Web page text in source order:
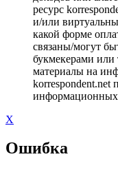
ресурс
и/или
какой форме
связаны/могут
букмекерами или
материалы на
korrespondent.net
информационных
X
Ошибка